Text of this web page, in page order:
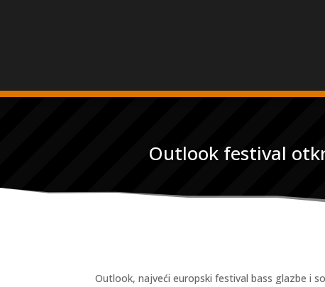
Outlook festival
Outlook, najveći europski festival bass glazbe i